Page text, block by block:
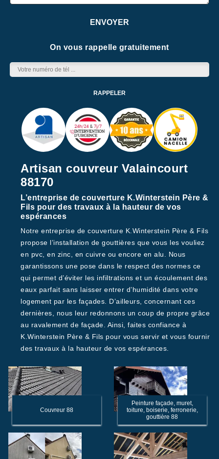
On vous rappelle gratuitement
Artisan couvreur Valaincourt
88170
L’entreprise de couverture K.Winterstein Père &
Fils pour des travaux à la hauteur de vos
espérances
Notre entreprise de couverture K.Winterstein Père & Fils
propose l’installation de gouttières que vous les vouliez
en pvc, en zinc, en cuivre ou encore en alu. Nous
garantissons une pose dans le respect des normes ce
qui permet d’éviter les infiltrations et un écoulement des
eaux parfait sans laisser entrer d’humidité dans votre
logement par les façades. D’ailleurs, concernant ces
dernières, nous leur redonnons un coup de propre grâce
au ravalement de façade. Ainsi, faites confiance à
K.Winterstein Père & Fils pour vous servir et vous fournir
des travaux à la hauteur de vos espérances.
Couvreur 88
Peinture façade, muret,
toiture, boiserie, ferronerie,
gouttière 88